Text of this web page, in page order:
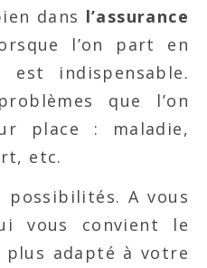
dans l’assurance
l’on part en
est indispensable.
que l’on
place : maladie,
etc.
possibilités. A vous
vous convient le
adapté à votre